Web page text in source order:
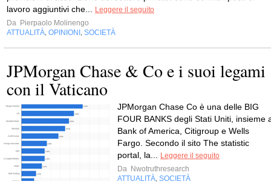
lavoro aggiuntivi che...
Leggere il seguito
Da Pierpaolo Molinengo
ATTUALITÀ OPINIONI SOCIETÀ
JPMorgan Chase & Co e i suoi legami
con il Vaticano
JPMorgan Chase Co è una delle BIG
FOUR BANKS degli Stati Uniti, insieme
Bank of America, Citigroup e Wells
Fargo. Secondo il sito The statistic
portal, la...
Leggere il seguito
Da Nwotruthresearch
ATTUALITÀ SOCIETÀ